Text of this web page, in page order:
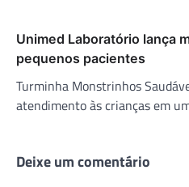
Unimed Laboratório lança
pequenos pacientes
Turminha Monstrinhos
atendimento às crianças em
Deixe um comentário